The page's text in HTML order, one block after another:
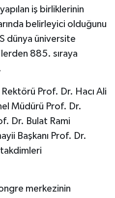
iş birliklerinin
belirleyici olduğunu
dünya üniversite
885. sıraya
Prof. Dr. Hacı Ali
Müdürü Prof. Dr.
Dr. Bulat Rami
Başkanı Prof. Dr.
merkezinin